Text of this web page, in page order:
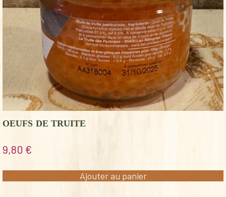
OEUFS DE TRUITE
9,80 €
Ajouter au panier